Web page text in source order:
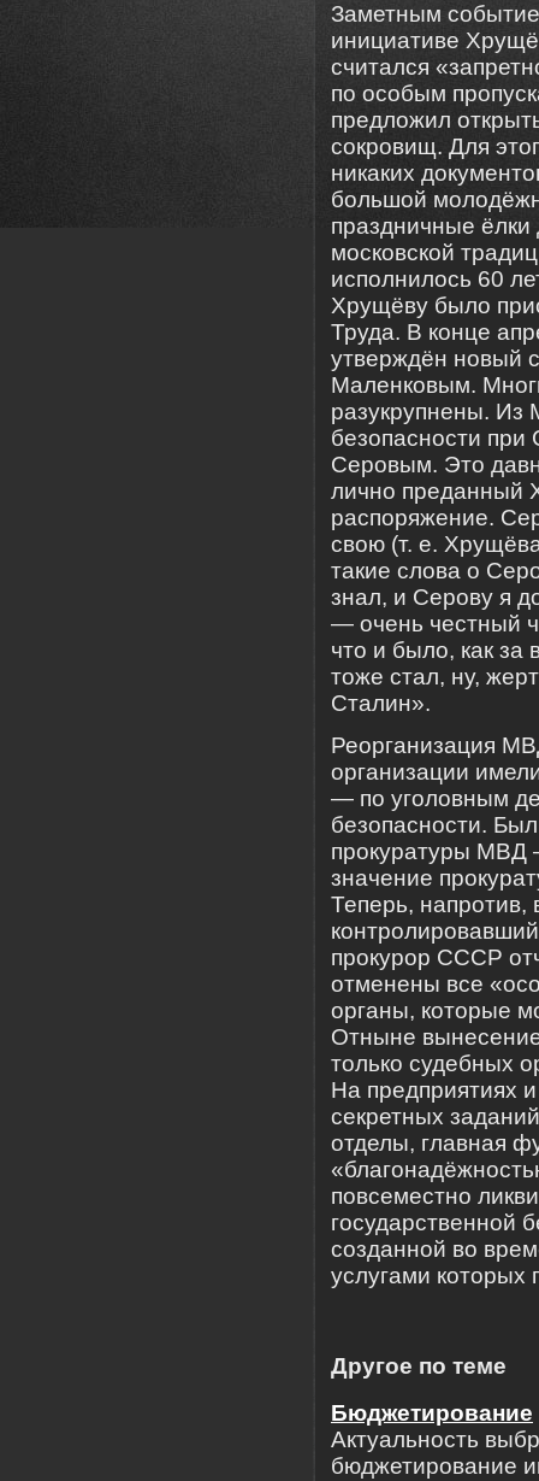
Заметным
инициативе
считался
по особым
предложил
сокровищ. Для
никаких
большой
праздничные
московской
исполнилось 60
Хрущёву было
Труда. В конце
утверждён новый
Маленковым.
разукрупнены. Из
безопасности
Серовым. Это
лично преданный
распоряжение.
свою (т. е.
такие слова о
знал, и Серову я
— очень честный
что и было, как за
тоже стал, ну,
Сталин».
Реорганизация
организации
— по уголовным
безопасности.
прокуратуры МВД
значение
Теперь,
прокурор СССР
отменены все
органы, которые
Отныне
только судебных
На предприятиях
секретных
отделы, главная
повсеместно
государственной
созданной во
услугами которых
Другое по теме
Бюджетирование
Актуальность
бюджетирование